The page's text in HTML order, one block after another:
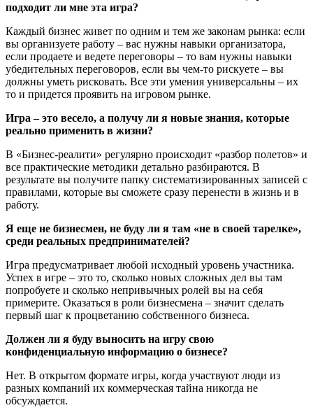
подходит ли мне эта игра?
Каждый бизнес живет по одним и тем же законам рынка: если
вы организуете работу – вас нужны навыки организатора,
если продаете и ведете переговоры – то вам нужны навыки
убедительных переговоров, если вы чем-то рискуете – вы
должны уметь рисковать. Все эти умения универсальны – их
то и придется проявить на игровом рынке.
Игра – это весело, а получу ли я новые знания, которые
реально применить в жизни?
В «Бизнес-реалити» регулярно происходит «разбор полетов» и
все практические методики детально разбираются. В
результате вы получите папку систематизированных записей с
правилами, которые вы сможете сразу перенести в жизнь и в
работу.
Я еще не бизнесмен, не буду ли я там «не в своей тарелке»,
среди реальных предпринимателей?
Игра предусматривает любой исходный уровень участника.
Успех в игре – это то, сколько новых сложных дел вы там
попробуете и сколько непривычных ролей вы на себя
примерите. Оказаться в роли бизнесмена – значит сделать
первый шаг к процветанию собственного бизнеса.
Должен ли я буду выносить на игру свою
конфиденциальную информацию о бизнесе?
Нет. В открытом формате игры, когда участвуют люди из
разных компаний их коммерческая тайна никогда не
обсуждается.